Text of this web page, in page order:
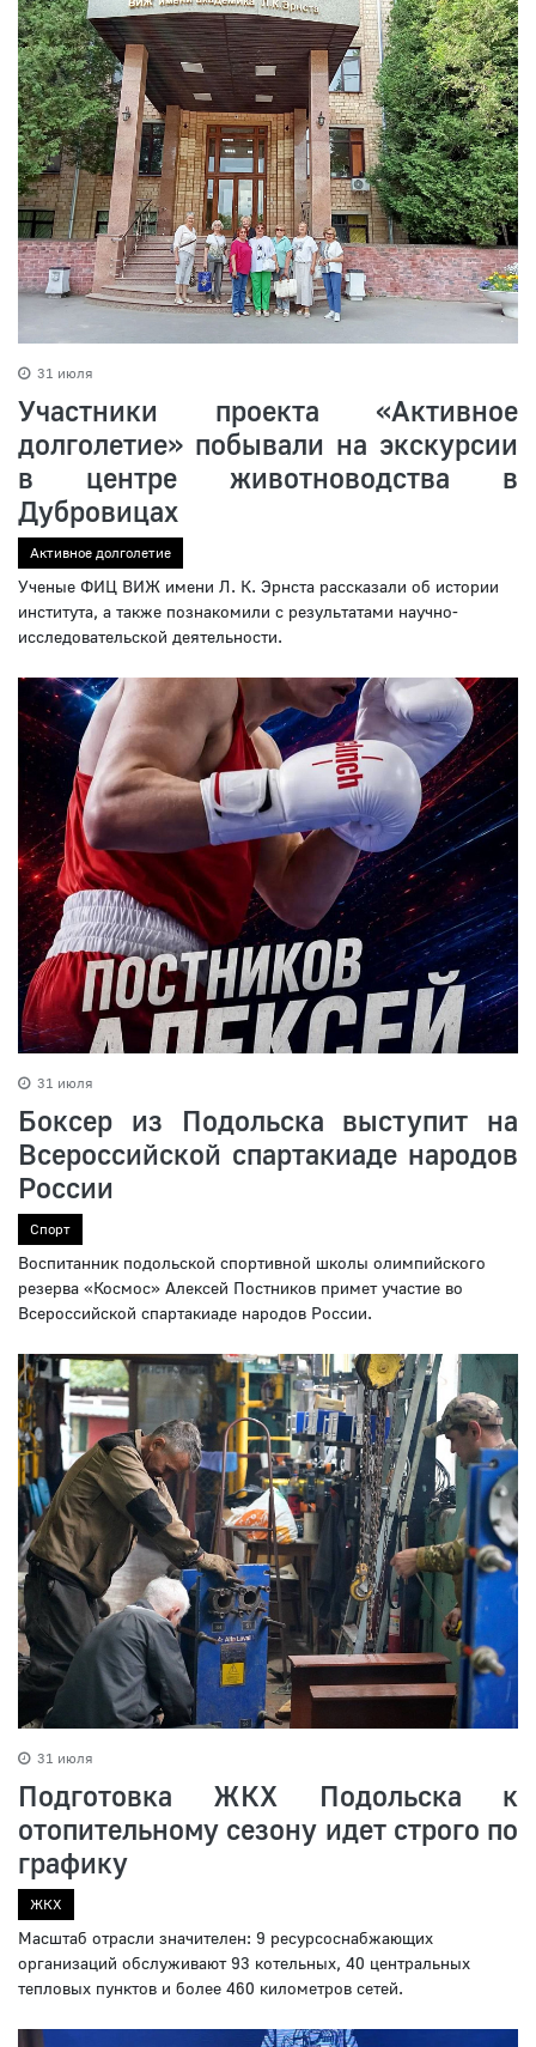
31 июля
Участники проекта «Активное
долголетие» побывали на экскурсии
в центре животноводства в
Дубровицах
Активное долголетие
Ученые ФИЦ ВИЖ имени Л. К. Эрнста рассказали об истории
института, а также познакомили с результатами научно-
исследовательской деятельности.
31 июля
Боксер из Подольска выступит на
Всероссийской спартакиаде народов
России
Спорт
Воспитанник подольской спортивной школы олимпийского
резерва «Космос» Алексей Постников примет участие во
Всероссийской спартакиаде народов России.
31 июля
Подготовка ЖКХ Подольска к
отопительному сезону идет строго по
графику
ЖКХ
Масштаб отрасли значителен: 9 ресурсоснабжающих
организаций обслуживают 93 котельных, 40 центральных
тепловых пунктов и более 460 километров сетей.